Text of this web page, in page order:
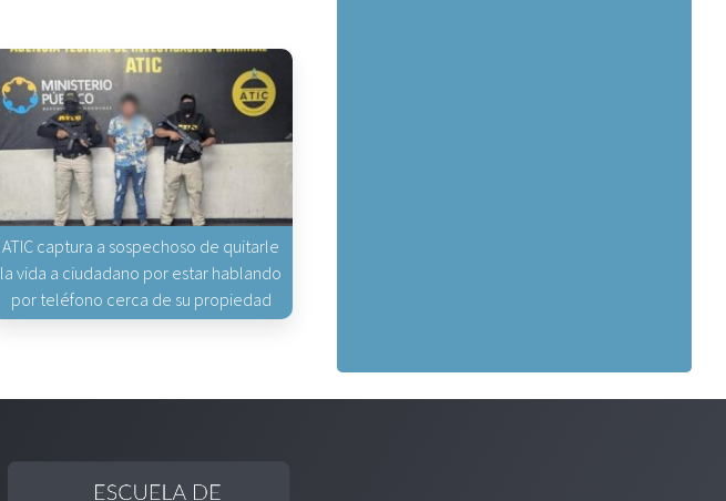
ATIC captura a sospechoso de quitarle
la vida a ciudadano por estar hablando
por teléfono cerca de su propiedad